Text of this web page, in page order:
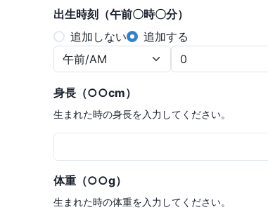
出生時刻（午前〇時〇分）
追加しない
追加する
身長（○○cm）
生まれた時の身長を入力してください。
体重（○○g）
生まれた時の体重を入力してください。